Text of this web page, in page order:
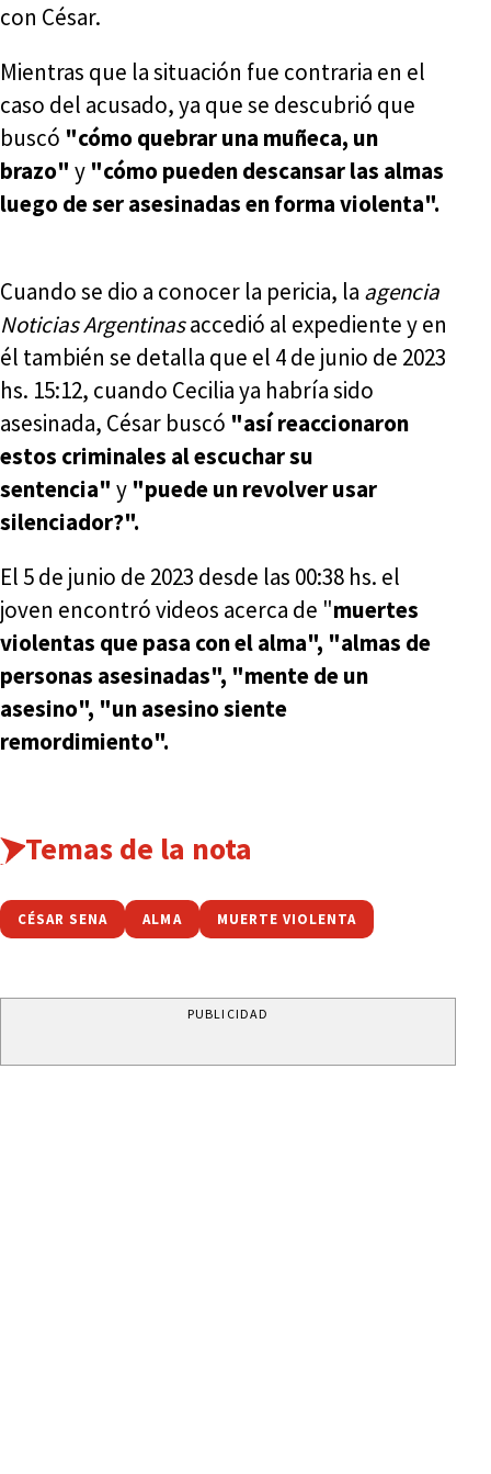
con César.
Mientras que la situación fue contraria en el
caso del acusado, ya que se descubrió que
buscó "cómo quebrar una muñeca, un
brazo" y "cómo pueden descansar las almas
luego de ser asesinadas en forma violenta".
Cuando se dio a conocer la pericia, la agencia
Noticias Argentinasaccedió al expediente y en
él también se detalla que el 4 de junio de 2023
hs. 15:12, cuando Cecilia ya habría sido
asesinada, César buscó "así reaccionaron
estos criminales al escuchar su
sentencia" y "puede un revolver usar
silenciador?".
El 5 de junio de 2023 desde las 00:38 hs. el
joven encontró videos acerca de "muertes
violentas que pasa con el alma", "almas de
personas asesinadas", "mente de un
asesino", "un asesino siente
remordimiento".
Temas de la nota
CÉSAR SENA ALMA MUERTE VIOLENTA
PUBLICIDAD